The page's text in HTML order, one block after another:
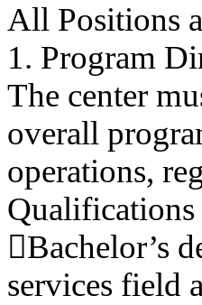
All Positions
1. Program
The center
overall
operations,
Bachelor’s
services field